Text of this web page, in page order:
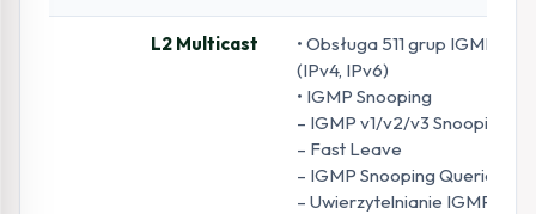
L2 Multicast
• Obsługa 511 grup IGMP
(IPv4, IPv6)
• IGMP Snooping
– IGMP v1/v2/v3 Snooping
– Fast Leave
– IGMP Snooping Querier
– Uwierzytelnianie IGMP